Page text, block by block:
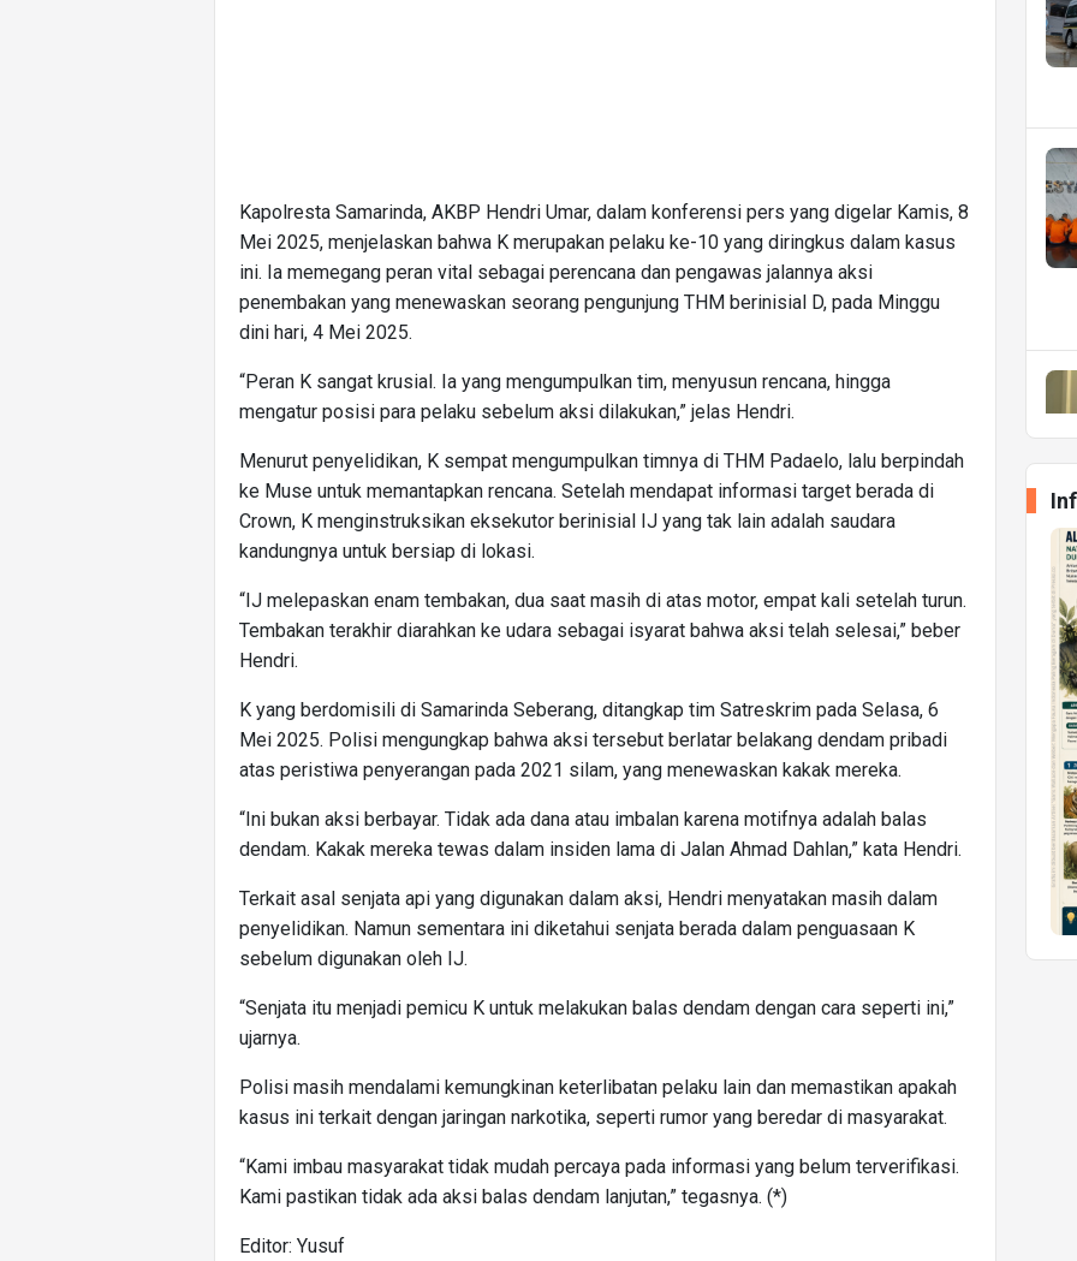
Kapolresta Samarinda, AKBP Hendri Umar, dalam konferensi pers yang digelar Kamis, 8
Mei 2025, menjelaskan bahwa K merupakan pelaku ke-10 yang diringkus dalam kasus
ini. Ia memegang peran vital sebagai perencana dan pengawas jalannya aksi
penembakan yang menewaskan seorang pengunjung THM berinisial D, pada Minggu
dini hari, 4 Mei 2025.
“Peran K sangat krusial. Ia yang mengumpulkan tim, menyusun rencana, hingga
mengatur posisi para pelaku sebelum aksi dilakukan,” jelas Hendri.
Menurut penyelidikan, K sempat mengumpulkan timnya di THM Padaelo, lalu berpindah
ke Muse untuk memantapkan rencana. Setelah mendapat informasi target berada di
Crown, K menginstruksikan eksekutor berinisial IJ yang tak lain adalah saudara
kandungnya untuk bersiap di lokasi.
“IJ melepaskan enam tembakan, dua saat masih di atas motor, empat kali setelah turun.
Tembakan terakhir diarahkan ke udara sebagai isyarat bahwa aksi telah selesai,” beber
Hendri.
K yang berdomisili di Samarinda Seberang, ditangkap tim Satreskrim pada Selasa, 6
Mei 2025. Polisi mengungkap bahwa aksi tersebut berlatar belakang dendam pribadi
atas peristiwa penyerangan pada 2021 silam, yang menewaskan kakak mereka.
“Ini bukan aksi berbayar. Tidak ada dana atau imbalan karena motifnya adalah balas
dendam. Kakak mereka tewas dalam insiden lama di Jalan Ahmad Dahlan,” kata Hendri.
Terkait asal senjata api yang digunakan dalam aksi, Hendri menyatakan masih dalam
penyelidikan. Namun sementara ini diketahui senjata berada dalam penguasaan K
sebelum digunakan oleh IJ.
“Senjata itu menjadi pemicu K untuk melakukan balas dendam dengan cara seperti ini,”
ujarnya.
Polisi masih mendalami kemungkinan keterlibatan pelaku lain dan memastikan apakah
kasus ini terkait dengan jaringan narkotika, seperti rumor yang beredar di masyarakat.
“Kami imbau masyarakat tidak mudah percaya pada informasi yang belum terverifikasi.
Kami pastikan tidak ada aksi balas dendam lanjutan,” tegasnya. (*)
Editor: Yusuf